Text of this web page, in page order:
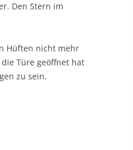
Den Stern im
Hüften nicht mehr
Türe geöffnet hat
zu sein.